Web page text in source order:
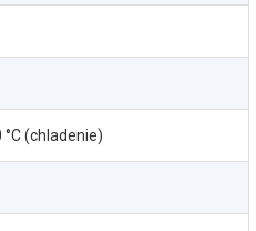
°C (chladenie)